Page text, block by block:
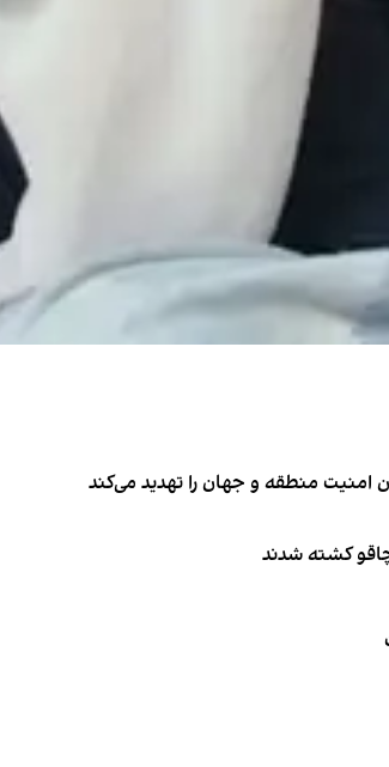
منطقه و جهان را تهدید می‌کند
چاقو کشته شدند